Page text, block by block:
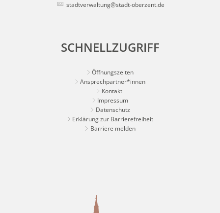
stadtverwaltung@stadt-oberzent.de
SCHNELLZUGRIFF
Öffnungszeiten
Ansprechpartner*innen
Kontakt
Impressum
Datenschutz
Erklärung zur Barrierefreiheit
Barriere melden